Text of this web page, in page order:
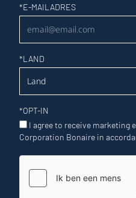
Nieuwsbrief
*E-MAILADRES
*LAND
*OPT-IN
I agree to receive marketing
Corporation Bonaire in